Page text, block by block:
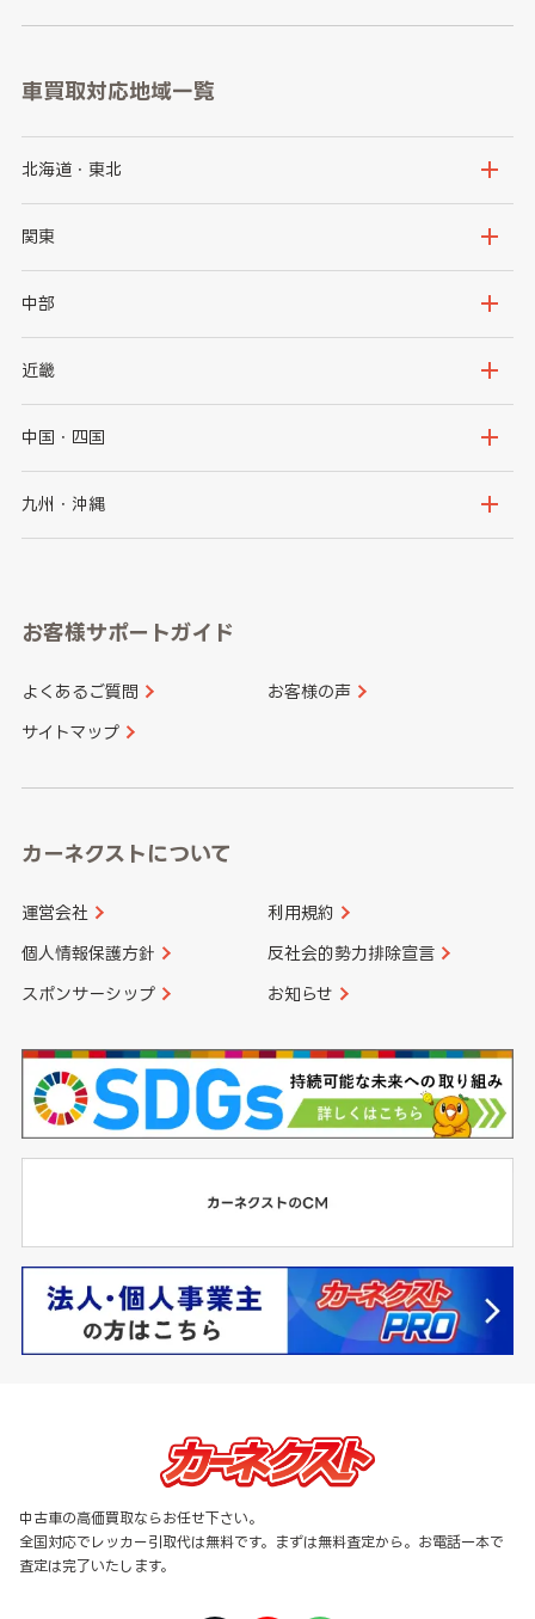
車買取対応地域一覧
北海道・東北
北海道
岩手県
秋田県
関東
茨城県
群馬県
千葉県
中部
新潟県
石川県
山梨県
愛知県
近畿
大阪府
京都府
和歌山県
中国・四国
鳥取県
山口県
香川県 愛媛県
九州・沖縄
長崎県
大分県 宮崎県
お客様サポートガイド
よくあるご質問 お客様の声
サイトマップ
カーネクストについて
運営会社 利用規約
個人情報保護方針 反社会的勢力排除宣言
スポンサーシップ お知らせ
中古車の高価買取ならお任せ下さい。
全国対応でレッカー引取代は無料です。まずは無料査定から。お電話一本で
査定は完了いたします。